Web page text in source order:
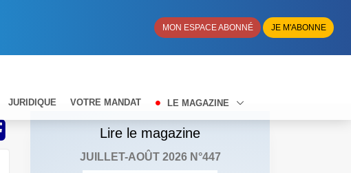
MON ESPACE ABONNÉ JE M'ABONNE
JURIDIQUE VOTRE MANDAT LE MAGAZINE
Lire le magazine
JUILLET-AOÛT 2026 N°447